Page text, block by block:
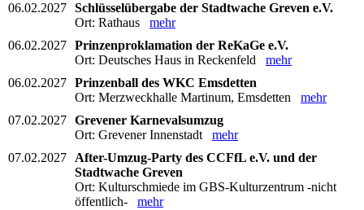
06.02.2027 Schlüsselübergabe der Stadtwache Greven e.V.
Ort: Rathaus mehr
06.02.2027 Prinzenproklamation der ReKaGe e.V.
Ort: Deutsches Haus in Reckenfeld mehr
06.02.2027 Prinzenball des WKC Emsdetten
Ort: Merzweckhalle Martinum, Emsdetten mehr
07.02.2027 Grevener Karnevalsumzug
Ort: Grevener Innenstadt mehr
07.02.2027
After-Umzug-Party des CCFfL e.V. und der
Stadtwache Greven
Ort: Kulturschmiede im GBS-Kulturzentrum -nicht
öffentlich- mehr